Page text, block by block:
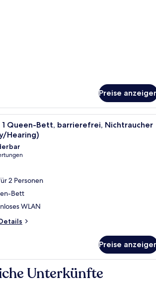
Preise
Hearing)
Ein Hotelzimmer mit einem
1 Queen-Bett, barrierefrei, Nichtraucher
Hearing)
2 Personen
Bett
WLAN
Preise
Unterkünfte